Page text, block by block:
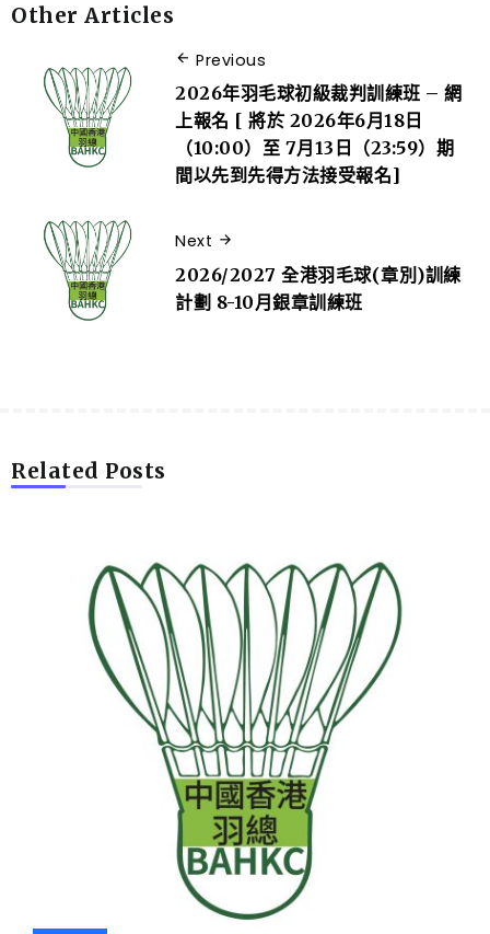
Other Articles
Previous
2026年羽毛球初級裁判訓練班 – 網
上報名 [ 將於 2026年6月18日
（10:00）至 7月13日（23:59）期
間以先到先得方法接受報名]
Next
2026/2027 全港羽毛球(章別)訓練
計劃 8-10月銀章訓練班
Related Posts